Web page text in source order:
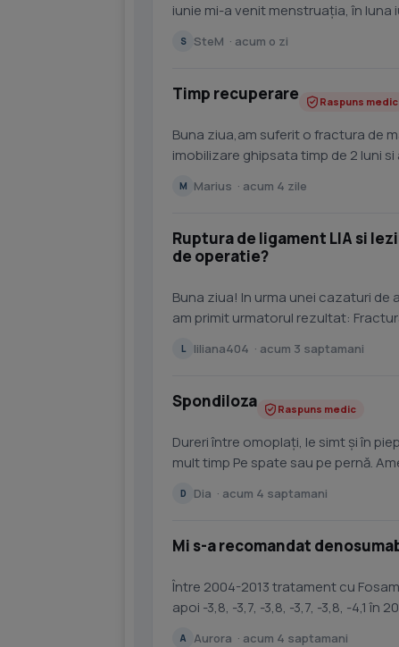
iunie mi-a venit menstruația, în luna
S SteM · acum o zi
Timp recuperare Raspuns medic
Buna ziua,am suferit o fractura de
imobilizare ghipsata timp de 2 luni
M Marius · acum 4 zile
Ruptura de ligament LIA si
de operatie?
Buna ziua! In urma unei cazaturi de
am primit urmatorul rezultat:
L liliana404 · acum 3 saptamani
Spondiloza Raspuns medic
Dureri între omoplați, le simt și în
mult timp Pe spate sau pe pernă.
D Dia · acum 4 saptamani
Mi s-a recomandat
Între 2004-2013 tratament cu
A Aurora · acum 4 saptamani